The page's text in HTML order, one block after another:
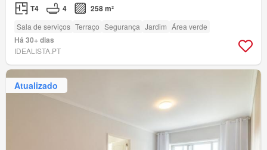
T4 4 258 m²
Sala de serviços Terraço Segurança Jardim Área verde
Há 30+ dias
IDEALISTA.PT
Atualizado